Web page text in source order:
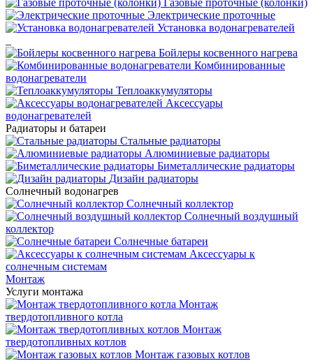
Газовые проточные (колонки)
Электрические проточные
Установка водонагревателей
Бойлеры косвенного нагрева
Комбинированные
водонагреватели
Теплоаккумуляторы
Аксессуары
водонагревателей
Радиаторы и батареи
Стальные радиаторы
Алюминиевые радиаторы
Биметаллические радиаторы
Дизайн радиаторы
Солнечный водонагрев
Солнечный коллектор
Солнечный воздушный
коллектор
Солнечные батареи
Аксессуары к
солнечным системам
Монтаж
Услуги монтажа
Монтаж
твердотопливного котла
Монтаж
твердотопливных котлов
Монтаж газовых котлов